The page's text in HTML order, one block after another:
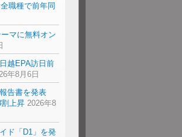
職種で前年同
マに無料オン
越EPA訪日前
年8月6日
告書を発表
上昇 2026年8
ド「D1」を発